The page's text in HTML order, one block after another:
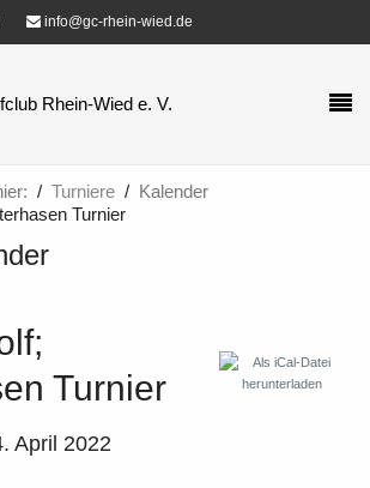
info@gc-rhein-wied.de
Rhein-Wied e. V.
Turniere
Kalender
Turnier
Turnier
April 2022